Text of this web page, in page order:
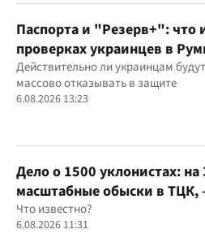
Паспорта и "Резерв+": что
проверках украинцев в
Действительно ли украинцам будут
массово отказывать в защите
6.08.2026 13:23
Дело о 1500 уклонистах:
масштабные обыски в ТЦК,
Что известно?
6.08.2026 11:31